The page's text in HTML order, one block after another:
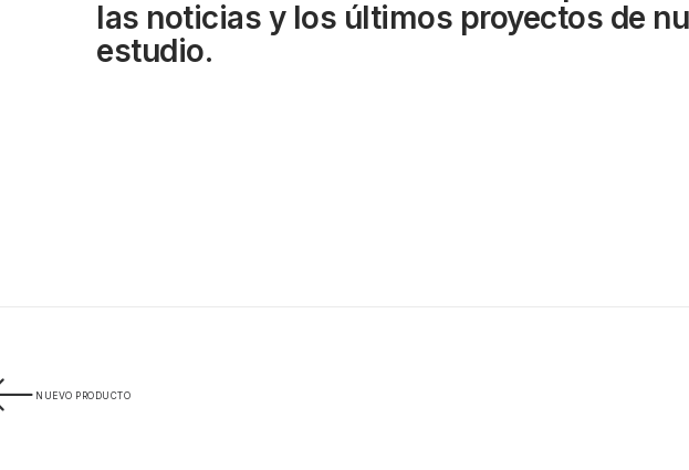
las noticias y los últimos proyectos de
estudio.
NUEVO PRODUCTO